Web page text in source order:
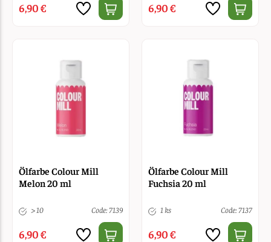
6,90 € 6,90 €
Ölfarbe Colour Mill
Melon 20 ml
> 10 Code: 7139
6,90 €
Ölfarbe Colour Mill
Fuchsia 20 ml
1 ks Code: 7137
6,90 €